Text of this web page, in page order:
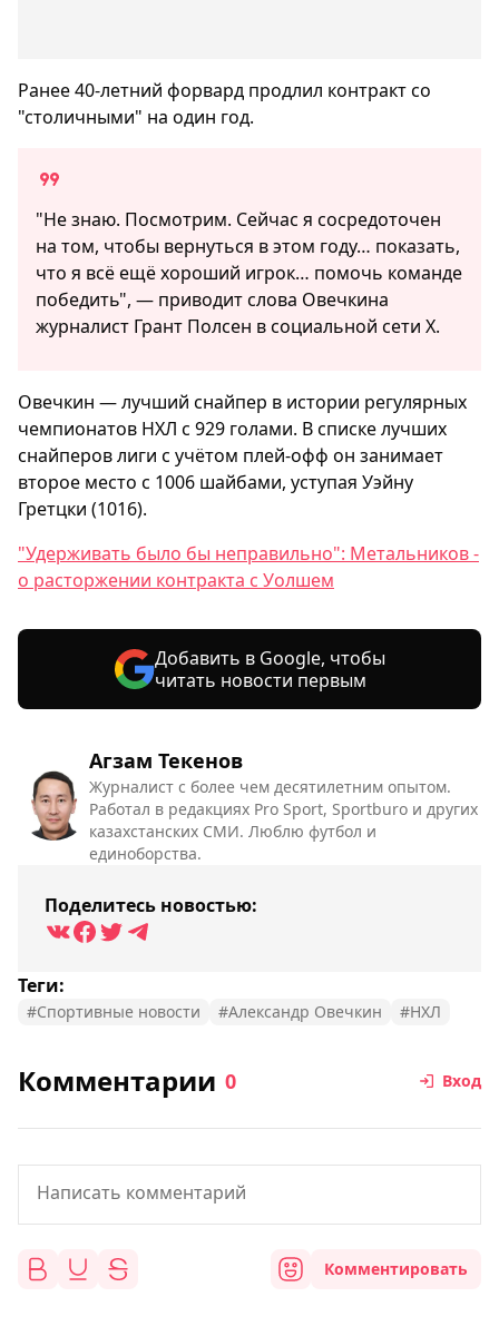
Агзам Текенов
Журналист с более чем десятилетним опытом.
Работал в редакциях Pro Sport, Sportburo и других
казахстанских СМИ. Люблю футбол и
единоборства.
Поделитесь новостью:
Теги:
#Спортивные новости #Александр Овечкин #НХЛ
Ранее 40-летний форвард продлил контракт со
"столичными" на один год.
"Не знаю. Посмотрим. Сейчас я сосредоточен
на том, чтобы вернуться в этом году… показать,
что я всё ещё хороший игрок… помочь команде
победить", — приводит слова Овечкина
журналист Грант Полсен в социальной сети Х.
Овечкин — лучший снайпер в истории регулярных
чемпионатов НХЛ с 929 голами. В списке лучших
снайперов лиги с учётом плей-офф он занимает
второе место с 1006 шайбами, уступая Уэйну
Гретцки (1016).
"Удерживать было бы неправильно": Метальников -
о расторжении контракта с Уолшем
Добавить в Google, чтобы
читать новости первым
Комментарии 0 Вход
Комментировать